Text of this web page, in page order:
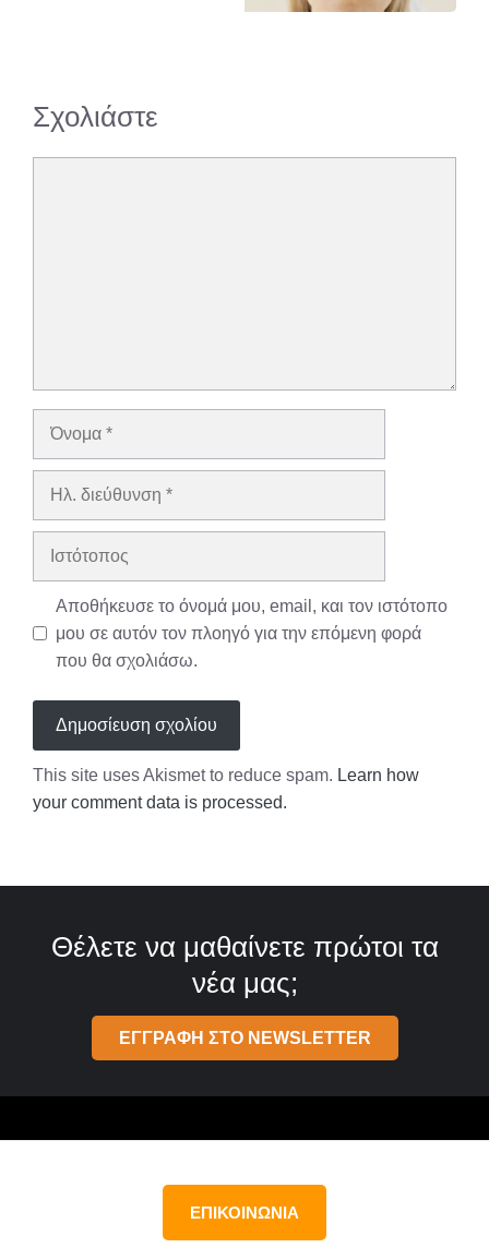
Σχολιάστε
Όνομα
Ηλ.
Ιστότοπος
Αποθήκευσε το όνομά μου, email, και τον ιστότοπο
μου σε αυτόν τον πλοηγό για την επόμενη φορά
που θα σχολιάσω.
This site uses Akismet to reduce spam. Learn how
your comment data is processed.
Θέλετε να μαθαίνετε πρώτοι τα
νέα μας;
ΕΓΓΡΑΦΗ ΣΤΟ NEWSLETTER
ΕΠΙΚΟΙΝΩΝΙΑ